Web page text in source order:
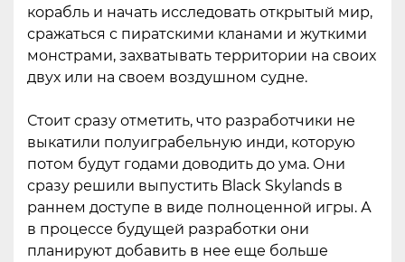
корабль и начать исследовать открытый мир,
сражаться с пиратскими кланами и жуткими
монстрами, захватывать территории на своих
двух или на своем воздушном судне.
Стоит сразу отметить, что разработчики не
выкатили полуиграбельную инди, которую
потом будут годами доводить до ума. Они
сразу решили выпустить Black Skylands в
раннем доступе в виде полноценной игры. А
в процессе будущей разработки они
планируют добавить в нее еще больше